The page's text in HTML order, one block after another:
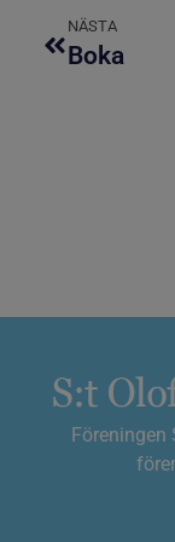
NÄSTA
Boka
Föreningen